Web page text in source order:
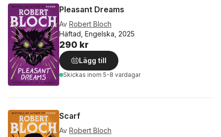
Pleasant Dreams
Av Robert Bloch
Häftad, Engelska, 2025
290 kr
Lägg till
Skickas inom 5-8 vardagar
Scarf
Av Robert Bloch